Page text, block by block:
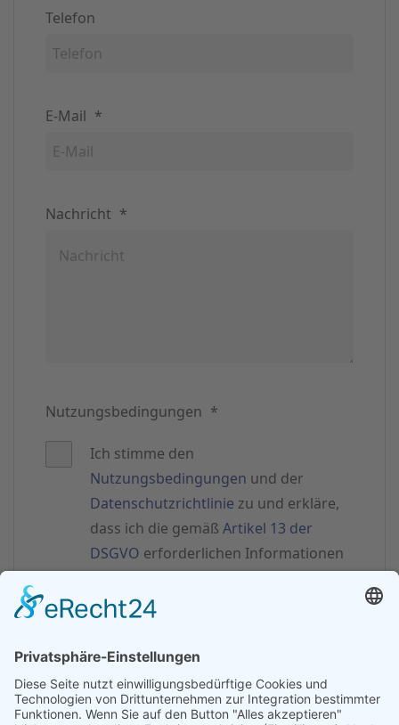
Telefon
E-Mail *
Nachricht *
Nutzungsbedingungen *
Ich stimme den
Nutzungsbedingungen und der
Datenschutzrichtlinie zu und erkläre,
dass ich die gemäß Artikel 13 der
DSGVO erforderlichen Informationen
Nachricht absenden